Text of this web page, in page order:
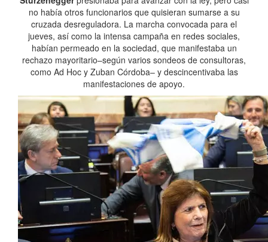
no había otros funcionarios que quisieran sumarse a su
cruzada desreguladora. La marcha convocada para el
jueves, así como la intensa campaña en redes sociales,
habían permeado en la sociedad, que manifestaba un
rechazo mayoritario–según varios sondeos de consultoras,
como Ad Hoc y Zuban Córdoba– y descincentivaba las
manifestaciones de apoyo.